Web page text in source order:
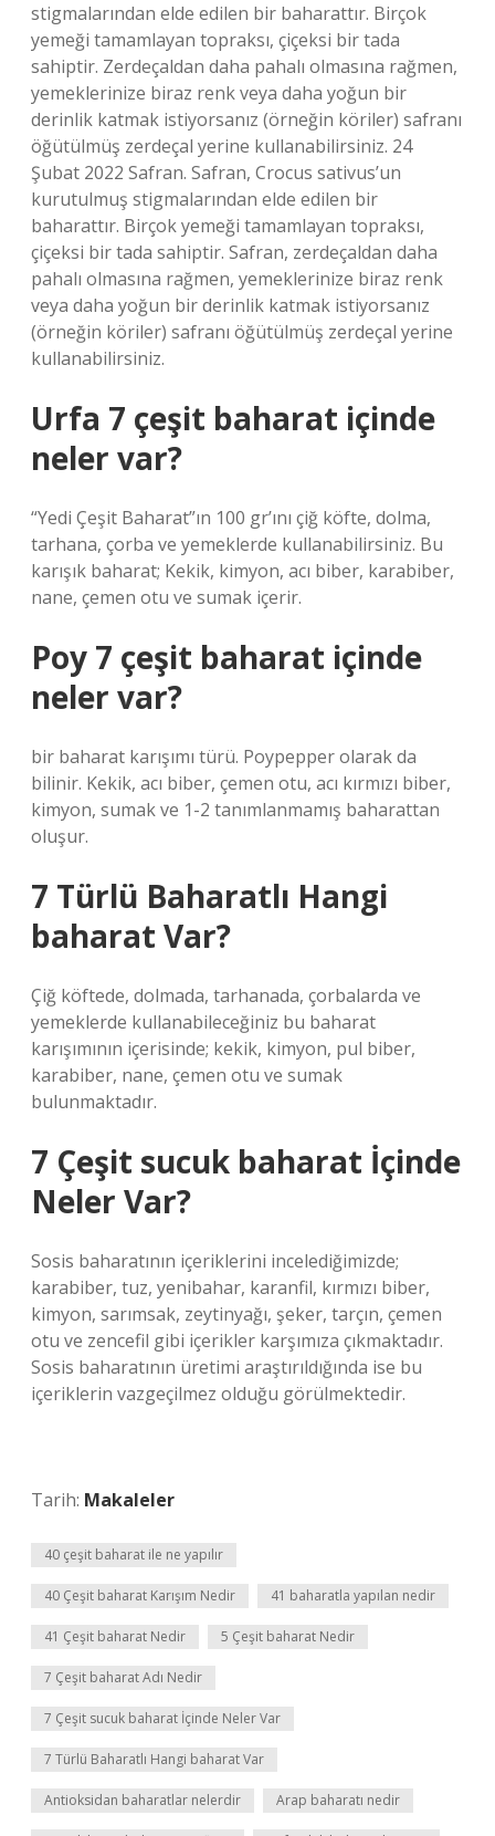
stigmalarından elde edilen bir baharattır. Birçok
yemeği tamamlayan topraksı, çiçeksi bir tada
sahiptir. Zerdeçaldan daha pahalı olmasına rağmen,
yemeklerinize biraz renk veya daha yoğun bir
derinlik katmak istiyorsanız (örneğin köriler) safranı
öğütülmüş zerdeçal yerine kullanabilirsiniz. 24
Şubat 2022 Safran. Safran, Crocus sativus’un
kurutulmuş stigmalarından elde edilen bir
baharattır. Birçok yemeği tamamlayan topraksı,
çiçeksi bir tada sahiptir. Safran, zerdeçaldan daha
pahalı olmasına rağmen, yemeklerinize biraz renk
veya daha yoğun bir derinlik katmak istiyorsanız
(örneğin köriler) safranı öğütülmüş zerdeçal yerine
kullanabilirsiniz.
Urfa 7 çeşit baharat içinde
neler var?
“Yedi Çeşit Baharat”ın 100 gr’ını çiğ köfte, dolma,
tarhana, çorba ve yemeklerde kullanabilirsiniz. Bu
karışık baharat; Kekik, kimyon, acı biber, karabiber,
nane, çemen otu ve sumak içerir.
Poy 7 çeşit baharat içinde
neler var?
bir baharat karışımı türü. Poypepper olarak da
bilinir. Kekik, acı biber, çemen otu, acı kırmızı biber,
kimyon, sumak ve 1-2 tanımlanmamış baharattan
oluşur.
7 Türlü Baharatlı Hangi
baharat Var?
Çiğ köftede, dolmada, tarhanada, çorbalarda ve
yemeklerde kullanabileceğiniz bu baharat
karışımının içerisinde; kekik, kimyon, pul biber,
karabiber, nane, çemen otu ve sumak
bulunmaktadır.
7 Çeşit sucuk baharat İçinde
Neler Var?
Sosis baharatının içeriklerini incelediğimizde;
karabiber, tuz, yenibahar, karanfil, kırmızı biber,
kimyon, sarımsak, zeytinyağı, şeker, tarçın, çemen
otu ve zencefil gibi içerikler karşımıza çıkmaktadır.
Sosis baharatının üretimi araştırıldığında ise bu
içeriklerin vazgeçilmez olduğu görülmektedir.
Tarih: Makaleler
40 çeşit baharat ile ne yapılır
40 Çeşit baharat Karışım Nedir 41 baharatla yapılan nedir
41 Çeşit baharat Nedir 5 Çeşit baharat Nedir
7 Çeşit baharat Adı Nedir
7 Çeşit sucuk baharat İçinde Neler Var
7 Türlü Baharatlı Hangi baharat Var
Antioksidan baharatlar nelerdir Arap baharatı nedir